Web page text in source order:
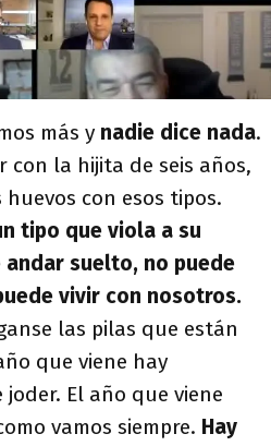
más y nadie dice nada.
la hijita de seis años,
con esos tipos.
tipo que viola a su
andar suelto, no puede
vivir con nosotros.
las pilas que están
que viene hay
joder. El año que viene
vamos siempre. Hay